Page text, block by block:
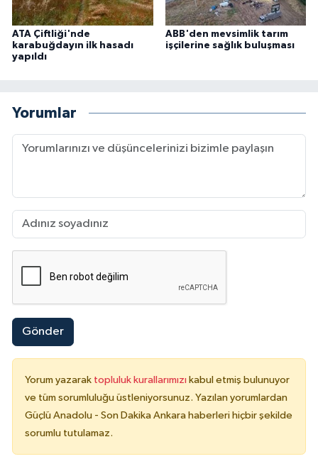
ATA Çiftliği'nde
karabuğdayın ilk hasadı
yapıldı
ABB'den mevsimlik tarım
işçilerine sağlık buluşması
Yorumlar
Gönder
Yorum yazarak topluluk kurallarımızı kabul etmiş bulunuyor
ve tüm sorumluluğu üstleniyorsunuz. Yazılan yorumlardan
Güçlü Anadolu - Son Dakika Ankara haberleri hiçbir şekilde
sorumlu tutulamaz.